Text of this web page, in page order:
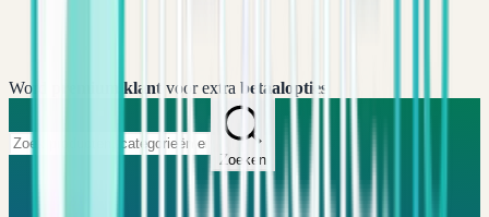
Word premium klant voor extra betaalopties
Zoeken